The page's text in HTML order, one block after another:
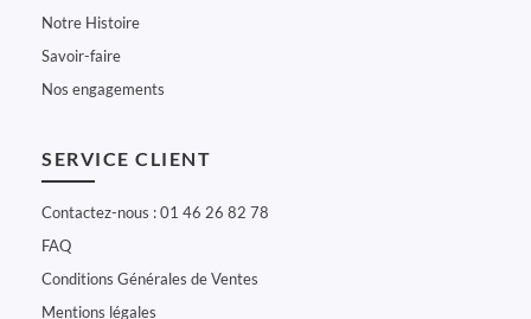
Notre Histoire
Savoir-faire
Nos engagements
SERVICE CLIENT
Contactez-nous : 01 46 26 82 78
FAQ
Conditions Générales de Ventes
Mentions légales